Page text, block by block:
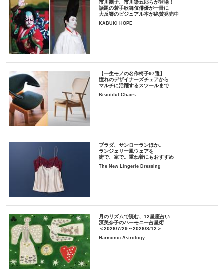
市川團子、市川染五郎らが登場！
話題の若手歌舞伎俳優が一冊に
大反響のビジュアル本が絶賛発売中
KABUKI HOPE
【一生モノの名作椅子97選】
憧れのデザイナーズチェアから
マルチに活躍するスツールまで
Beautiful Chairs
プラダ、サンローランほか。
ランジェリー風ウェアを
街で、家で。重ね着にもおすすめ
The New Lingerie Dressing
月のリズムで読む、12星座占い
濱美奈子のハーモニー占星術
＜2026/7/29～2026/8/12＞
Harmonic Astrology